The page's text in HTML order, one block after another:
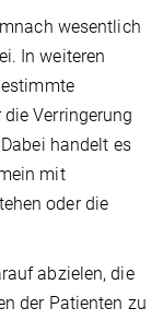
wesentlich
In weiteren
Verringerung
handelt es
mit
oder die
abzielen, die
der Patienten zu